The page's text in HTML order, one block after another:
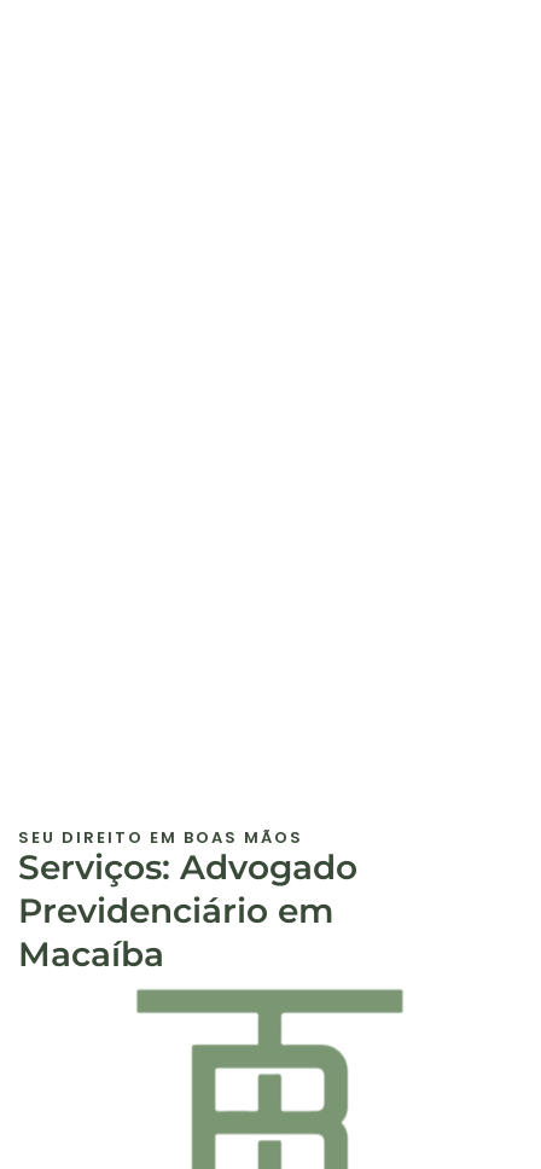
SEU DIREITO EM BOAS MÃOS
Serviços: Advogado
Previdenciário em
Macaíba